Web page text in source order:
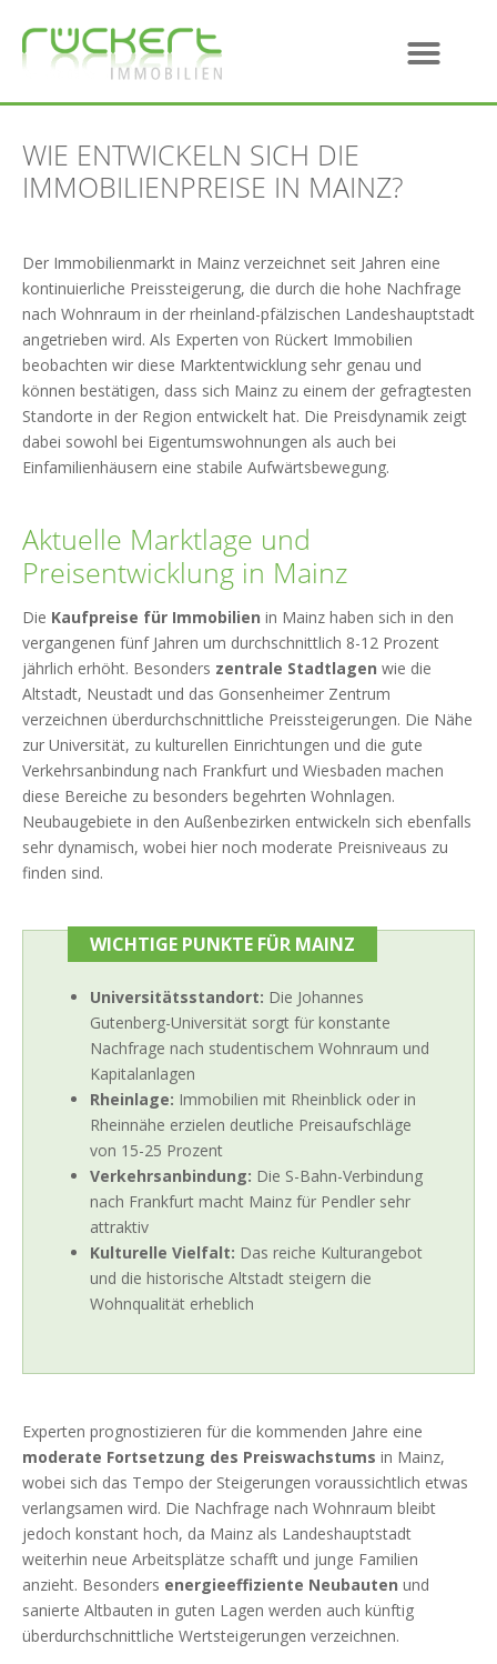
WIE ENTWICKELN SICH DIE
IMMOBILIENPREISE IN MAINZ?
Der Immobilienmarkt in Mainz verzeichnet seit Jahren eine
kontinuierliche Preissteigerung, die durch die hohe Nachfrage
nach Wohnraum in der rheinland-pfälzischen Landeshauptstadt
angetrieben wird. Als Experten von Rückert Immobilien
beobachten wir diese Marktentwicklung sehr genau und
können bestätigen, dass sich Mainz zu einem der gefragtesten
Standorte in der Region entwickelt hat. Die Preisdynamik zeigt
dabei sowohl bei Eigentumswohnungen als auch bei
Einfamilienhäusern eine stabile Aufwärtsbewegung.
Aktuelle Marktlage und
Preisentwicklung in Mainz
Die Kaufpreise für Immobilien in Mainz haben sich in den
vergangenen fünf Jahren um durchschnittlich 8-12 Prozent
jährlich erhöht. Besonders zentrale Stadtlagen wie die
Altstadt, Neustadt und das Gonsenheimer Zentrum
verzeichnen überdurchschnittliche Preissteigerungen. Die Nähe
zur Universität, zu kulturellen Einrichtungen und die gute
Verkehrsanbindung nach Frankfurt und Wiesbaden machen
diese Bereiche zu besonders begehrten Wohnlagen.
Neubaugebiete in den Außenbezirken entwickeln sich ebenfalls
sehr dynamisch, wobei hier noch moderate Preisniveaus zu
finden sind.
WICHTIGE PUNKTE FÜR MAINZ
Universitätsstandort: Die Johannes
Gutenberg-Universität sorgt für konstante
Nachfrage nach studentischem Wohnraum und
Kapitalanlagen
Rheinlage: Immobilien mit Rheinblick oder in
Rheinnähe erzielen deutliche Preisaufschläge
von 15-25 Prozent
Verkehrsanbindung: Die S-Bahn-Verbindung
nach Frankfurt macht Mainz für Pendler sehr
attraktiv
Kulturelle Vielfalt: Das reiche Kulturangebot
und die historische Altstadt steigern die
Wohnqualität erheblich
Experten prognostizieren für die kommenden Jahre eine
moderate Fortsetzung des Preiswachstums in Mainz,
wobei sich das Tempo der Steigerungen voraussichtlich etwas
verlangsamen wird. Die Nachfrage nach Wohnraum bleibt
jedoch konstant hoch, da Mainz als Landeshauptstadt
weiterhin neue Arbeitsplätze schafft und junge Familien
anzieht. Besonders energieeffiziente Neubauten und
sanierte Altbauten in guten Lagen werden auch künftig
überdurchschnittliche Wertsteigerungen verzeichnen.